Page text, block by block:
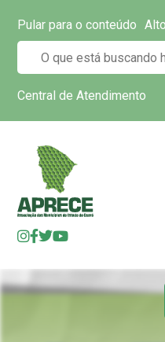
Pular para o conteúdo
Central de Atendimento